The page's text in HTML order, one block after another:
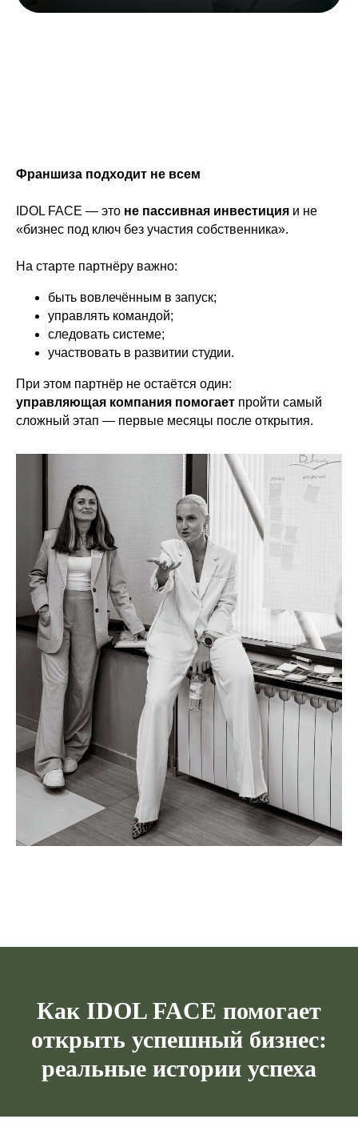
Франшиза подходит не всем
IDOL FACE — это не пассивная инвестиция и не
«бизнес под ключ без участия собственника».
На старте партнёру важно:
быть вовлечённым в запуск;
управлять командой;
следовать системе;
участвовать в развитии студии.
При этом партнёр не остаётся один:
управляющая компания помогает пройти самый
сложный этап — первые месяцы после открытия.
Как IDOL FACE помогает
открыть успешный бизнес:
реальные истории успеха